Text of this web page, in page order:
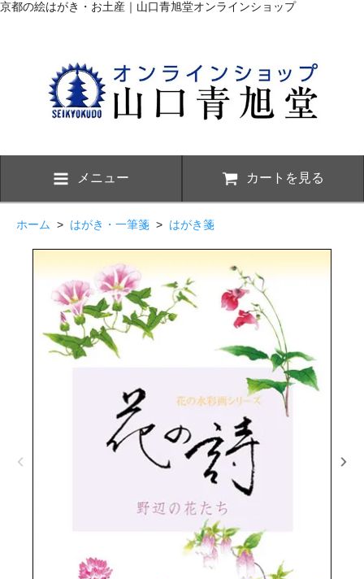
京都の絵はがき・お土産｜山口青旭堂オンラインショップ
メニュー カートを見る
ホーム > はがき・一筆箋 > はがき箋